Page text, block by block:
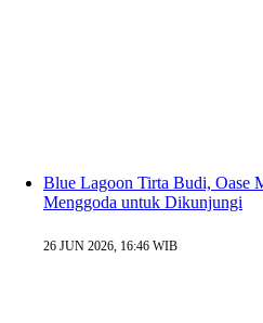
Blue Lagoon Tirta Budi, Oase
Menggoda untuk Dikunjungi
26 JUN 2026, 16:46 WIB